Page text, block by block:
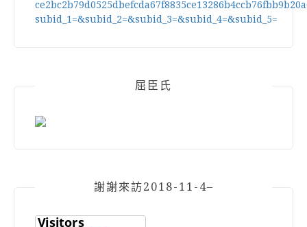
屈臣氏
謝謝來訪2018-11-4–